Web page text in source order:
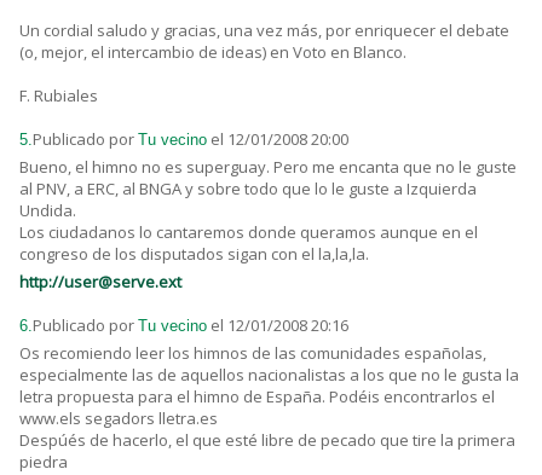
Un cordial saludo y gracias, una vez más, por enriquecer el debate
(o, mejor, el intercambio de ideas) en Voto en Blanco.
F. Rubiales
5.Publicado por Tu vecino el 12/01/2008 20:00
Bueno, el himno no es superguay. Pero me encanta que no le guste
al PNV, a ERC, al BNGA y sobre todo que lo le guste a Izquierda
Undida.
Los ciudadanos lo cantaremos donde queramos aunque en el
congreso de los disputados sigan con el la,la,la.
http://user@serve.ext
6.Publicado por Tu vecino el 12/01/2008 20:16
Os recomiendo leer los himnos de las comunidades españolas,
especialmente las de aquellos nacionalistas a los que no le gusta la
letra propuesta para el himno de España. Podéis encontrarlos el
www.els segadors lletra.es
Despúés de hacerlo, el que esté libre de pecado que tire la primera
piedra